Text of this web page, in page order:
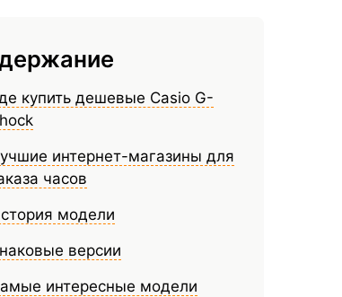
купить дешевые Casio G-
интернет-магазины для
часов
модели
версии
интересные модели